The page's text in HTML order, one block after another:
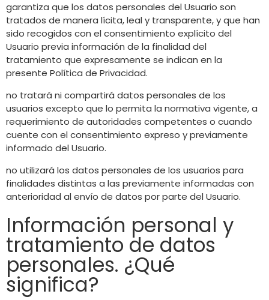
garantiza que los datos personales del Usuario son
tratados de manera lícita, leal y transparente, y que han
sido recogidos con el consentimiento explícito del
Usuario previa información de la finalidad del
tratamiento que expresamente se indican en la
presente Política de Privacidad.
no tratará ni compartirá datos personales de los
usuarios excepto que lo permita la normativa vigente, a
requerimiento de autoridades competentes o cuando
cuente con el consentimiento expreso y previamente
informado del Usuario.
no utilizará los datos personales de los usuarios para
finalidades distintas a las previamente informadas con
anterioridad al envío de datos por parte del Usuario.
Información personal y
tratamiento de datos
personales. ¿Qué
significa?